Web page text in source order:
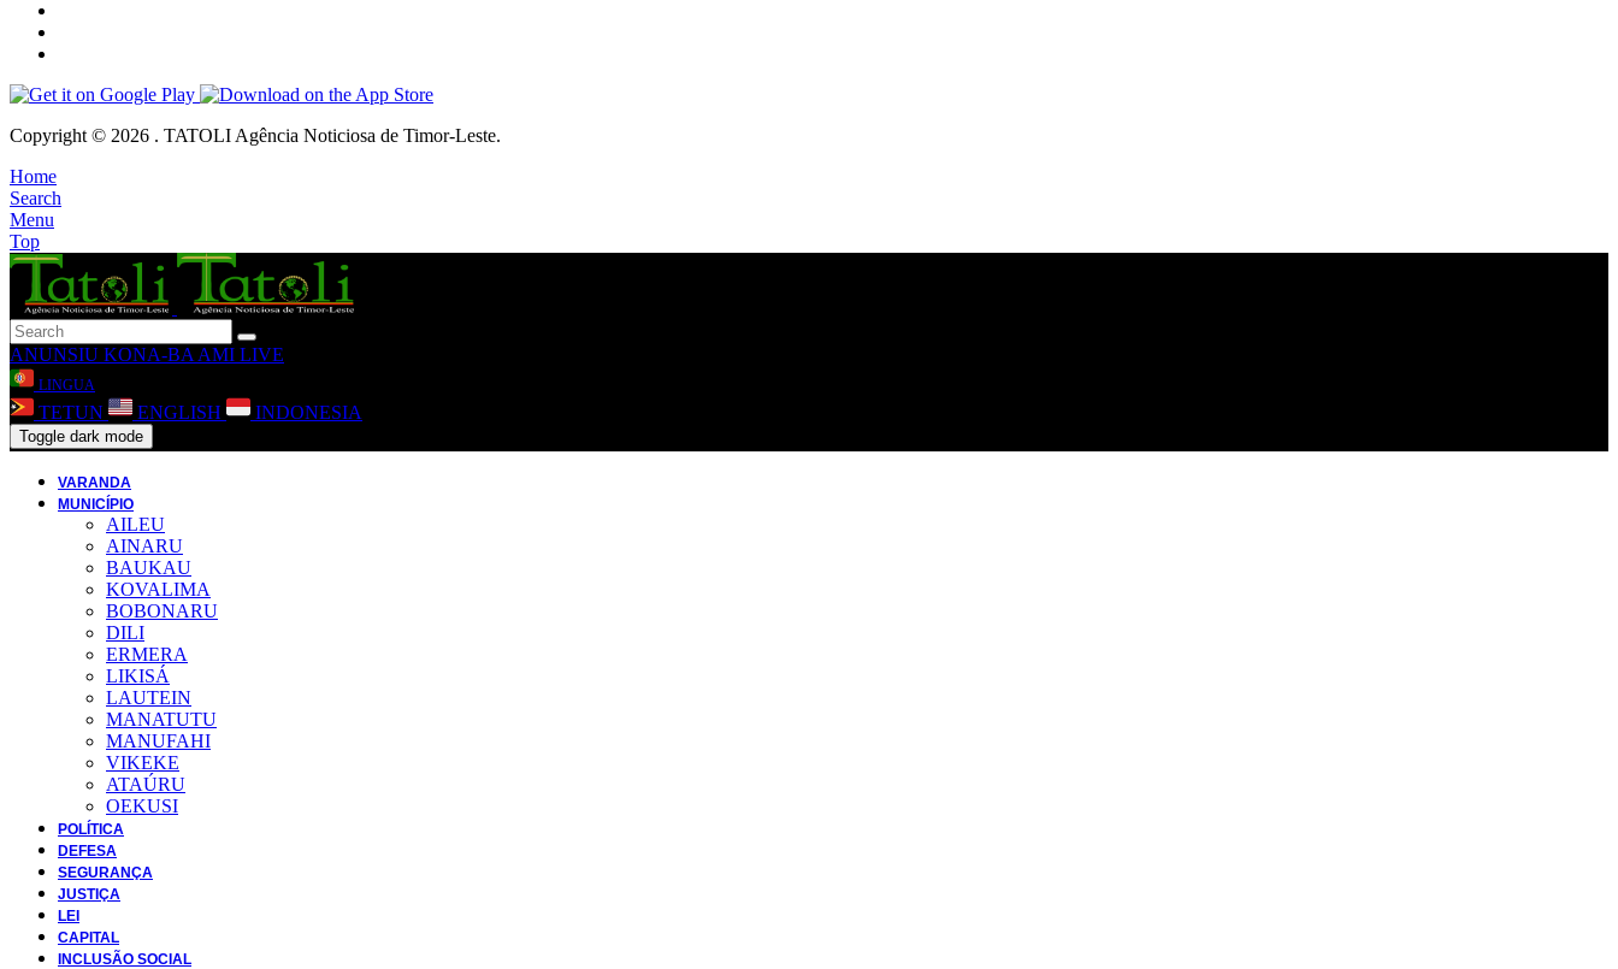
Copyright © 2026 . TATOLI Agência Noticiosa de Timor-Leste.
Home
Search
Menu
Top
ANUNSIU KONA-BA AMI LIVE
LINGUA
TETUN ENGLISH INDONESIA
Toggle dark mode
VARANDA
MUNICÍPIO
AILEU
AINARU
BAUKAU
KOVALIMA
BOBONARU
DILI
ERMERA
LIKISÁ
LAUTEIN
MANATUTU
MANUFAHI
VIKEKE
ATAÚRU
OEKUSI
POLÍTICA
DEFESA
SEGURANÇA
JUSTIÇA
LEI
CAPITAL
INCLUSÃO SOCIAL